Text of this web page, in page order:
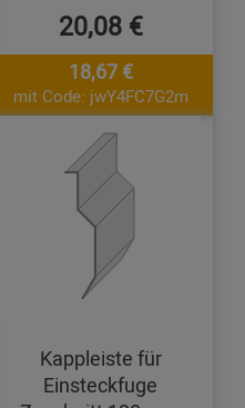
20,08 €
18,67 €
mit Code: jwY4FC7G2m
Kappleiste für
Einsteckfuge